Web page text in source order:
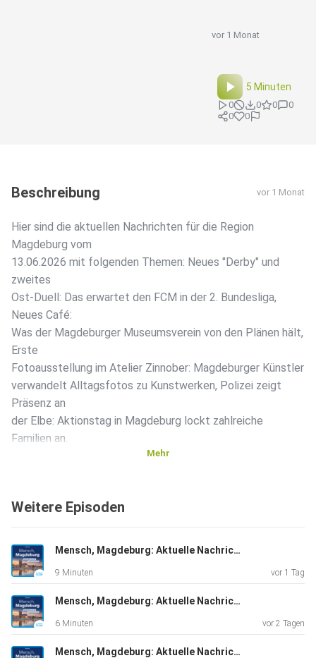
vor 1 Monat
5 Minuten
0 0 0
0
0
0
Beschreibung vor 1 Monat
Hier sind die aktuellen Nachrichten für die Region
Magdeburg vom
13.06.2026 mit folgenden Themen: Neues "Derby" und
zweites
Ost-Duell: Das erwartet den FCM in der 2. Bundesliga,
Neues Café:
Was der Magdeburger Museumsverein von den Plänen hält,
Erste
Fotoausstellung im Atelier Zinnober: Magdeburger Künstler
verwandelt Alltagsfotos zu Kunstwerken, Polizei zeigt
Präsenz an
der Elbe: Aktionstag in Magdeburg lockt zahlreiche
Familien an.
Mehr
Weitere Episoden
Mensch, Magdeburg: Aktuelle Nachrichten vom 06.08.2026, erstellt mit KI-Unterstützung
9 Minuten vor 1 Tag
Mensch, Magdeburg: Aktuelle Nachrichten vom 05.08.2026, erstellt mit KI-Unterstützung
6 Minuten vor 2 Tagen
Mensch, Magdeburg: Aktuelle Nachrichten vom 04.08.2026, erstellt mit KI-Unterstützung